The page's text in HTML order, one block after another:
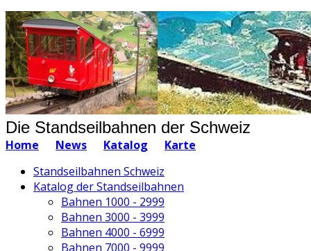
Die Standseilbahnen der Schweiz
Home News Katalog
Karte
Standseilbahnen Schweiz
Katalog der Standseilbahnen
Bahnen 1000 - 2999
Bahnen 3000 - 3999
Bahnen 4000 - 6999
Bahnen 7000 - 9999